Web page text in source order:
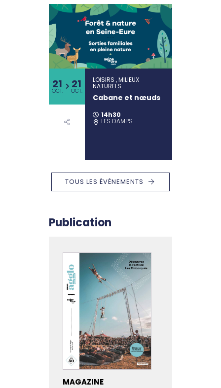
21
OCT. 21
OCT.
LOISIRS , MILIEUX
NATURELS
Cabane et nœuds
14h30
LES DAMPS
TOUS LES ÉVÉNEMENTS
Publication
MAGAZINE